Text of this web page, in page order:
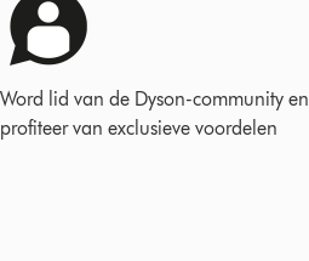
Word lid van de Dyson-community en
profiteer van exclusieve voordelen